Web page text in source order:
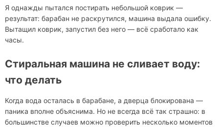
Я однажды пытался постирать небольшой коврик —
результат: барабан не раскрутился, машина выдала ошибку.
Вытащил коврик, запустил без него — всё сработало как
часы.
Стиральная машина не сливает воду:
что делать
Когда вода осталась в барабане, а дверца блокирована —
паника вполне объяснима. Но не всегда всё так страшно: в
большинстве случаев можно проверить несколько моментов